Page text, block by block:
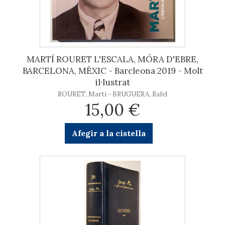
MARTÍ ROURET L'ESCALA, MÓRA D'EBRE,
BARCELONA, MÈXIC - Barcleona 2019 - Molt
il·lustrat
ROURET, Martí - BRUGUERA, Rafel
15,00 €
Afegir a la cistella